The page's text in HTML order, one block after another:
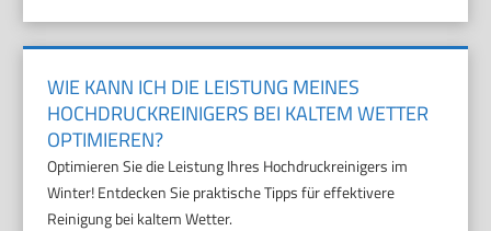
WIE KANN ICH DIE LEISTUNG MEINES
HOCHDRUCKREINIGERS BEI KALTEM WETTER
OPTIMIEREN?
Optimieren Sie die Leistung Ihres Hochdruckreinigers im
Winter! Entdecken Sie praktische Tipps für effektivere
Reinigung bei kaltem Wetter.